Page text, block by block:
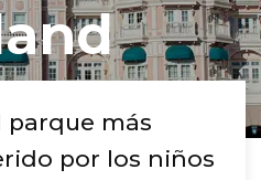
parque más
por los niños